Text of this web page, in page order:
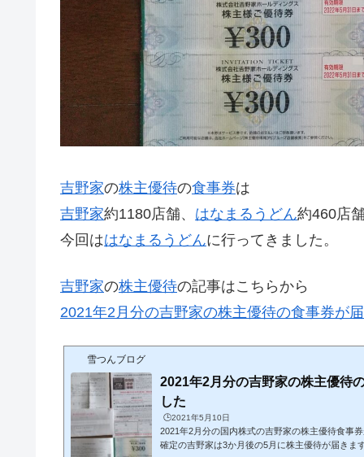
吉野家の株主優待の食事券は
吉野家約1180店舗、 はなまるうどん約460店
今回ははなまるうどんに行ってきました。
吉野家の株主優待の記事はこちらから
2021年2月分の吉野家の株主優待の食事券が
雪つんブログ
2021年2月分の吉野家の株主優待
した
🕒️2021年5月10日
2021年2月分の国内株式の吉野家の株主優待食事
確定の吉野家は3か月後の5月に株主優待が届きま